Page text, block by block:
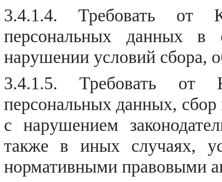
3.4.1.4. Требовать от
персональных данных в
нарушении условий сбора,
3.4.1.5. Требовать от
персональных данных,
с нарушением
также в иных случаях,
нормативными правовыми